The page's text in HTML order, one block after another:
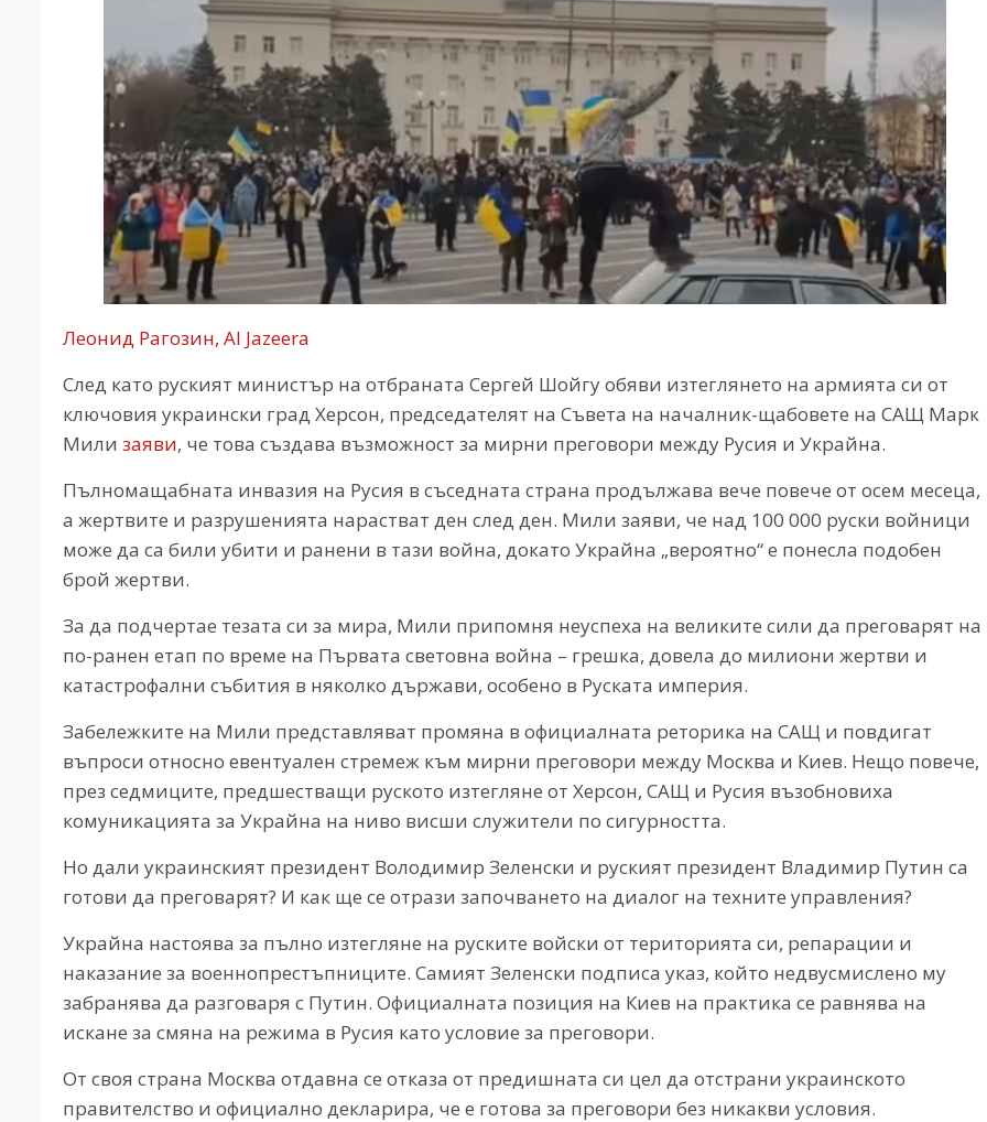
Леонид Рагозин, Al Jazeera
След като руският министър на отбраната Сергей Шойгу обяви изтеглянето на армията си от
ключовия украински град Херсон, председателят на Съвета на началник-щабовете на САЩ Марк
Мили заяви, че това създава възможност за мирни преговори между Русия и Украйна.
Пълномащабната инвазия на Русия в съседната страна продължава вече повече от осем месеца,
а жертвите и разрушенията нарастват ден след ден. Мили заяви, че над 100 000 руски войници
може да са били убити и ранени в тази война, докато Украйна „вероятно“ е понесла подобен
брой жертви.
За да подчертае тезата си за мира, Мили припомня неуспеха на великите сили да преговарят на
по-ранен етап по време на Първата световна война – грешка, довела до милиони жертви и
катастрофални събития в няколко държави, особено в Руската империя.
Забележките на Мили представляват промяна в официалната реторика на САЩ и повдигат
въпроси относно евентуален стремеж към мирни преговори между Москва и Киев. Нещо повече,
през седмиците, предшестващи руското изтегляне от Херсон, САЩ и Русия възобновиха
комуникацията за Украйна на ниво висши служители по сигурността.
Но дали украинският президент Володимир Зеленски и руският президент Владимир Путин са
готови да преговарят? И как ще се отрази започването на диалог на техните управления?
Украйна настоява за пълно изтегляне на руските войски от територията си, репарации и
наказание за военнопрестъпниците. Самият Зеленски подписа указ, който недвусмислено му
забранява да разговаря с Путин. Официалната позиция на Киев на практика се равнява на
искане за смяна на режима в Русия като условие за преговори.
От своя страна Москва отдавна се отказа от предишната си цел да отстрани украинското
правителство и официално декларира, че е готова за преговори без никакви условия.